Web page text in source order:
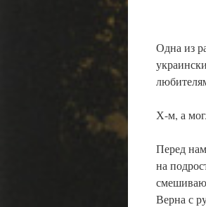
Одна из
Х-м, а
Перед
на
Верна с